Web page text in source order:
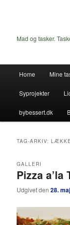
indhold
indholdMad og tasker.
Home Mine
Syprojekter
bybessert.dk
TAG-ARKIV:
Pizza a’la
GALLERI
Udgivet den28.